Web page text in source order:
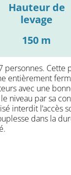
Hauteur de
levage
150 m
personnes.
entièrement
avec une
niveau par sa
interdit l’accès
dans la